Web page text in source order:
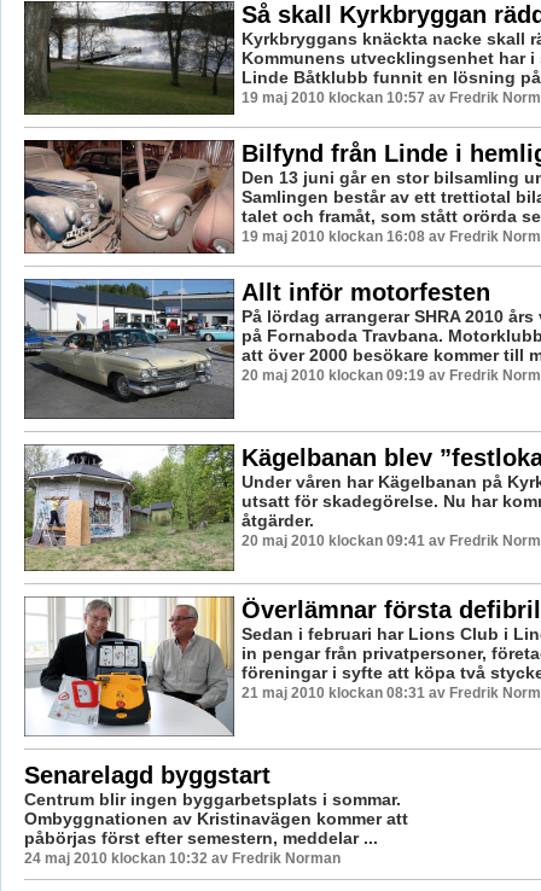
Så skall Kyrkbryggan
Kyrkbryggans knäckta nacke skall
Kommunens utvecklingsenhet har i
Linde Båtklubb funnit en lösning
19 maj 2010 klockan 10:57 av Fredrik
Bilfynd från Linde i
Den 13 juni går en stor bilsamling
Samlingen består av ett trettiotal
talet och framåt, som stått orörda
19 maj 2010 klockan 16:08 av Fredrik
Allt inför motorfesten
På lördag arrangerar SHRA 2010
på Fornaboda Travbana.
att över 2000 besökare kommer till
20 maj 2010 klockan 09:19 av Fredrik
Kägelbanan blev
Under våren har Kägelbanan på
utsatt för skadegörelse. Nu har
åtgärder.
20 maj 2010 klockan 09:41 av Fredrik
Överlämnar första
Sedan i februari har Lions Club i
in pengar från privatpersoner,
föreningar i syfte att köpa två
21 maj 2010 klockan 08:31 av Fredrik
Senarelagd byggstart
Centrum blir ingen byggarbetsplats i sommar.
Ombyggnationen av Kristinavägen kommer att
påbörjas först efter semestern, meddelar ...
24 maj 2010 klockan 10:32 av Fredrik Norman